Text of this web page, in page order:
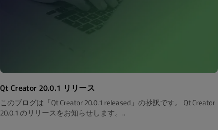
Qt Creator 20.0.1 リリース
このブログは「Qt Creator 20.0.1 released」の抄訳です。 Qt Creator
20.0.1 のリリースをお知らせします。..